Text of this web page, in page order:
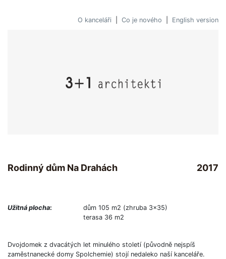
O kanceláři Co je nového English version
2017
Rodinný dům Na Drahách
Užitná plocha:
dům 105 m2 (zhruba 3x35)
terasa 36 m2
Dvojdomek z dvacátých let minulého století (původně nejspíš
zaměstnanecké domy Spolchemie) stojí nedaleko naší kanceláře.